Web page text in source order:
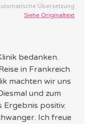
Übersetzung
Siehe Originaltext
bedanken.
in Frankreich
machten wir uns
und zum
positiv.
Ich freue